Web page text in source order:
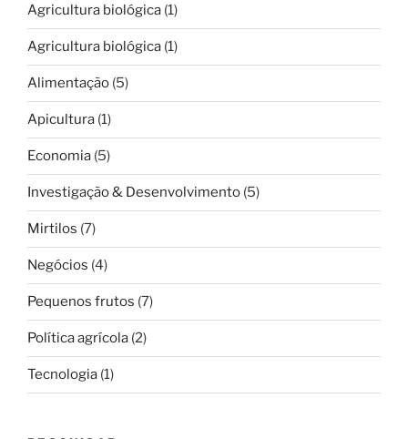
Agricultura biológica (1)
Agricultura biológica (1)
Alimentação (5)
Apicultura (1)
Economia (5)
Investigação & Desenvolvimento (5)
Mirtilos (7)
Negócios (4)
Pequenos frutos (7)
Política agrícola (2)
Tecnologia (1)